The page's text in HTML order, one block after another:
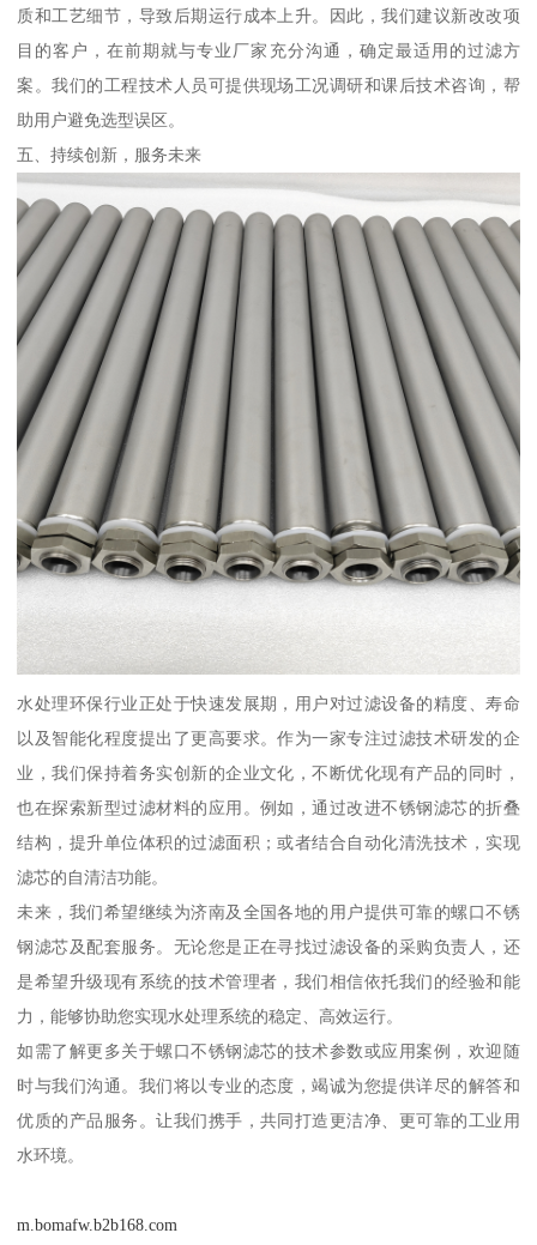
质和工艺细节，导致后期运行成本上升。因此，我们建议新改改项
目的客户，在前期就与专业厂家充分沟通，确定最适用的过滤方
案。我们的工程技术人员可提供现场工况调研和课后技术咨询，帮
助用户避免选型误区。
五、持续创新，服务未来
水处理环保行业正处于快速发展期，用户对过滤设备的精度、寿命
以及智能化程度提出了更高要求。作为一家专注过滤技术研发的企
业，我们保持着务实创新的企业文化，不断优化现有产品的同时，
也在探索新型过滤材料的应用。例如，通过改进不锈钢滤芯的折叠
结构，提升单位体积的过滤面积；或者结合自动化清洗技术，实现
滤芯的自清洁功能。
未来，我们希望继续为济南及全国各地的用户提供可靠的螺口不锈
钢滤芯及配套服务。无论您是正在寻找过滤设备的采购负责人，还
是希望升级现有系统的技术管理者，我们相信依托我们的经验和能
力，能够协助您实现水处理系统的稳定、高效运行。
如需了解更多关于螺口不锈钢滤芯的技术参数或应用案例，欢迎随
时与我们沟通。我们将以专业的态度，竭诚为您提供详尽的解答和
优质的产品服务。让我们携手，共同打造更洁净、更可靠的工业用
水环境。
m.bomafw.b2b168.com